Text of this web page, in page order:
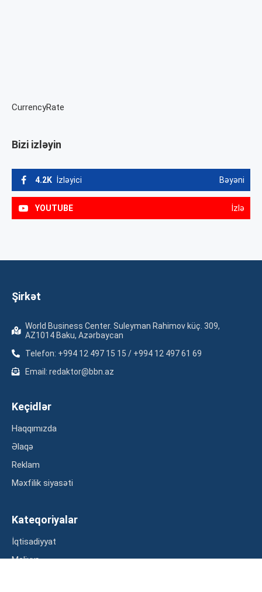
CurrencyRate
Bizi izləyin
4.2K İzləyici Bəyəni
YOUTUBE İzlə
Şirkət
World Business Center. Suleyman Rahimov küç. 309,
AZ1014 Baku, Azərbaycan
Telefon: +994 12 497 15 15 / +994 12 497 61 69
Email: redaktor@bbn.az
Keçidlər
Haqqımızda
Əlaqə
Reklam
Məxfilik siyasəti
Kateqoriyalar
İqtisadiyyat
Maliyyə